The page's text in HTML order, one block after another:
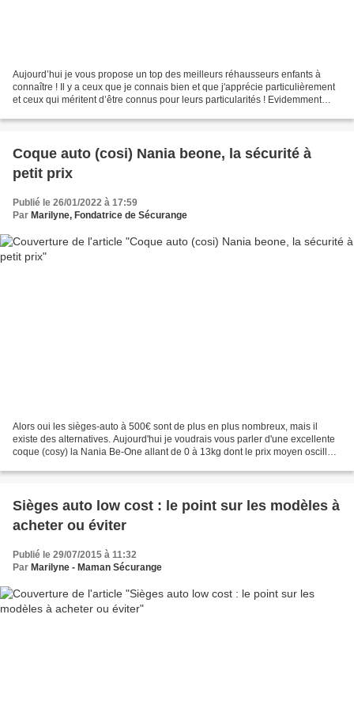
Aujourd’hui je vous propose un top des meilleurs réhausseurs enfants à
connaître ! Il y a ceux que je connais bien et que j'apprécie particulièrement
et ceux qui méritent d’être connus pour leurs particularités ! Evidemment
Coque auto (cosi) Nania beone, la sécurité à
petit prix
Publié le 26/01/2022 à 17:59
Par Marilyne, Fondatrice de Sécurange
Alors oui les sièges-auto à 500€ sont de plus en plus nombreux, mais il
existe des alternatives. Aujourd'hui je voudrais vous parler d'une excellente
coque (cosy) la Nania Be-One allant de 0 à 13kg dont le prix moyen oscille
Sièges auto low cost : le point sur les modèles à
acheter ou éviter
Publié le 29/07/2015 à 11:32
Par Marilyne - Maman Sécurange